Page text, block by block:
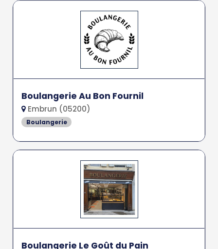
Boulangerie Au Bon Fournil
Embrun (05200)
Boulangerie
Boulangerie Le Goût du Pain